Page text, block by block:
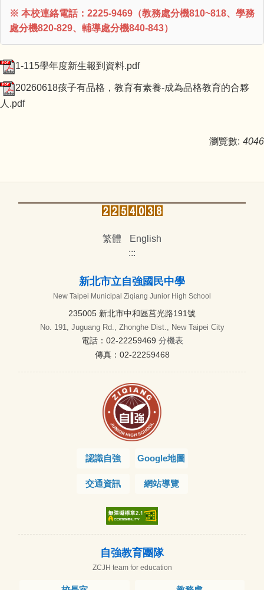
※ 本校連絡電話：2225-9469（教務處分機810~818、學務
處分機820-829、輔導處分機840-843）
1-115學年度新生報到資料.pdf
20260618孩子有品格，教育有素養-成為品格教育的合夥
人.pdf
瀏覽數: 4046
繁體
English
:::
新北市立自強國民中學
New Taipei Municipal Ziqiang Junior High School
235005 新北市中和區莒光路191號
No. 191, Juguang Rd., Zhonghe Dist., New Taipei City
電話：02-22259469 分機表
傳真：02-22259468
認識自強 Google地圖
交通資訊 網站導覽
自強教育團隊
ZCJH team for education